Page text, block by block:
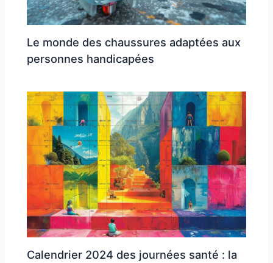
Le monde des chaussures adaptées aux
personnes handicapées
Calendrier 2024 des journées santé : la